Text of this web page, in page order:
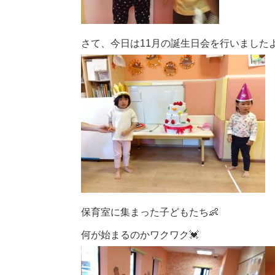
さて、今日は11月の誕生日会を行いました
保育室に集まった子どもたち👶
何が始まるのかワクワク💓